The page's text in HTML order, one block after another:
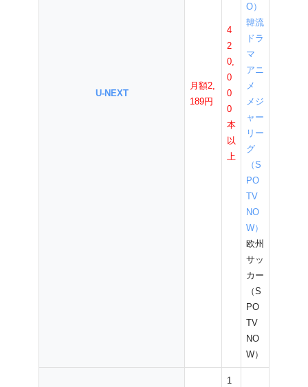
U-NEXT
月額2,
189円
4
2
0,
0
0
0
本
以
上
O）
韓流
ドラ
マ
アニ
メ
メジ
ャー
リー
グ
（S
PO
TV
NO
W）
欧州
サッ
カー
（S
PO
TV
NO
W）
1